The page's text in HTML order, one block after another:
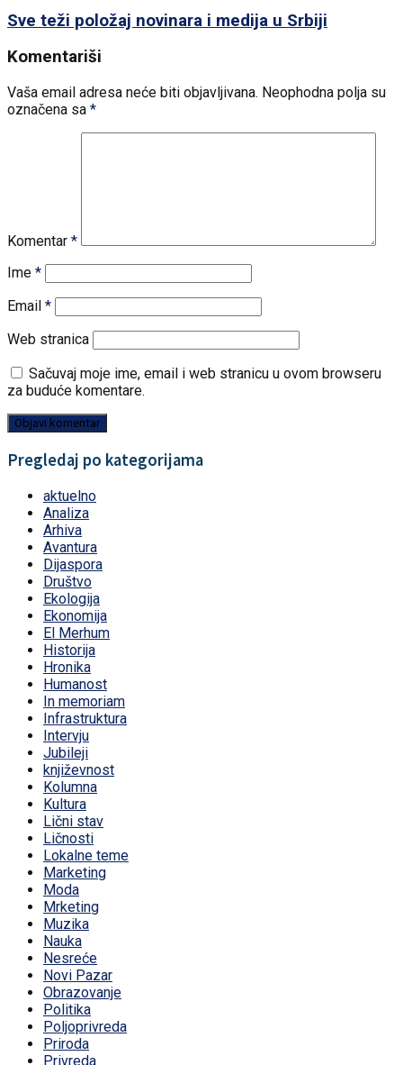
Sve teži položaj novinara i medija u Srbiji
Komentariši
Vaša email adresa neće biti objavljivana. Neophodna polja su
označena sa *
Komentar *
Ime *
Email *
Web stranica
Sačuvaj moje ime, email i web stranicu u ovom browseru
za buduće komentare.
Pregledaj po kategorijama
aktuelno
Analiza
Arhiva
Avantura
Dijaspora
Društvo
Ekologija
Ekonomija
El Merhum
Historija
Hronika
Humanost
In memoriam
Infrastruktura
Intervju
Jubileji
književnost
Kolumna
Kultura
Lični stav
Ličnosti
Lokalne teme
Marketing
Moda
Mrketing
Muzika
Nauka
Nesreće
Novi Pazar
Obrazovanje
Politika
Poljoprivreda
Priroda
Privreda